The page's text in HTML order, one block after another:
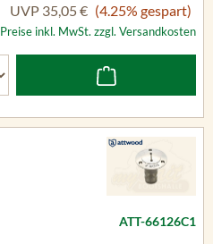
UVP 35,05 € (4.25% gespart)
Preise inkl. MwSt. zzgl. Versandkosten
ATT-66126C1